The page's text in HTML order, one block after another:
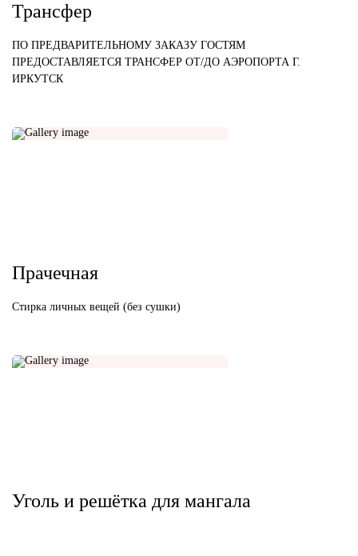
Трансфер
ПО ПРЕДВАРИТЕЛЬНОМУ ЗАКАЗУ ГОСТЯМ
ПРЕДОСТАВЛЯЕТСЯ ТРАНСФЕР ОТ/ДО АЭРОПОРТА Г.
ИРКУТСК
Прачечная
Стирка личных вещей (без сушки)
Уголь и решётка для мангала